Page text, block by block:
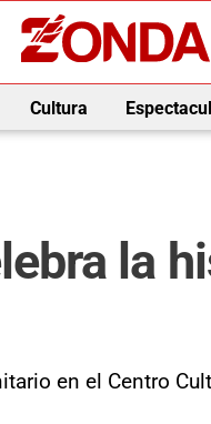
Cultura
la
en el Centro